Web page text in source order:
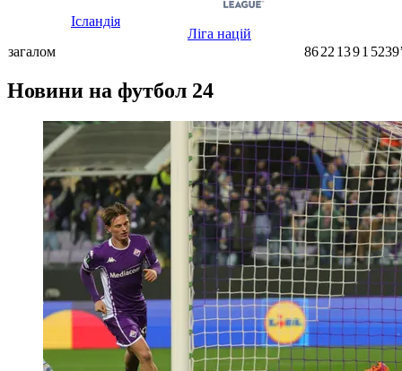
Ісландія
Ліга націй
загалом 8622 1391
Новини на футбол 24